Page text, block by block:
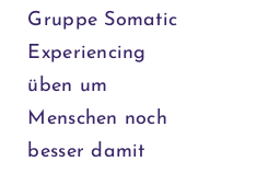
Gruppe Somatic
Experiencing
üben um
Menschen noch
besser damit